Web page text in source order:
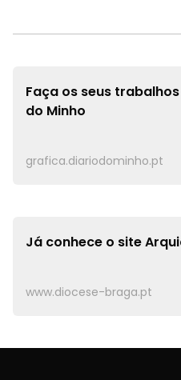
Faça os seus
do Minho
grafica.diariodominho.pt
Já conhece o site
www.diocese-braga.pt